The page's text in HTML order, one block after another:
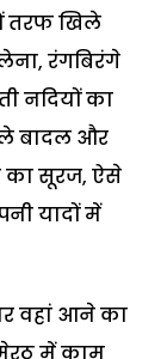
तरफ खिले
रंगबिरंगे
नदियों का
बादल और
का सूरज, ऐसे
यादों में
वहां आने का
मेरठ में काम